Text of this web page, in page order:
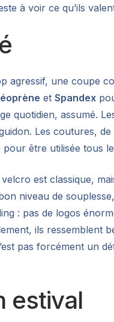
à voir ce qu’ils
agressif, une coupe
et Spandex
quotidien, assumé.
Les coutures,
être utilisée tous
est classique,
niveau de
: pas de logos
ils ressemblent
pas forcément un
estival